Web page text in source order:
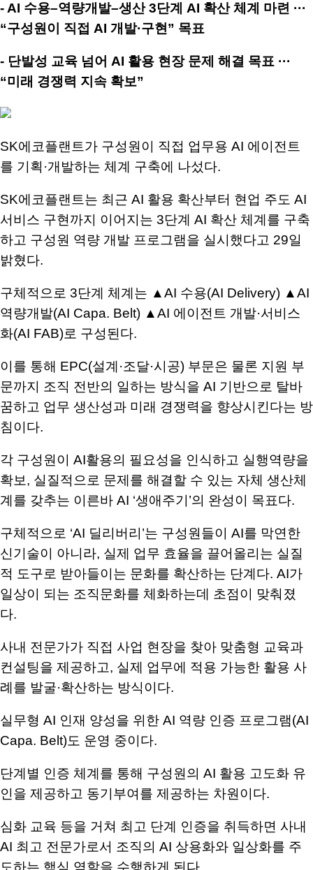
- AI 수용–역량개발–생산3단계 AI 확산 체계 마련 ···
“구성원이 직접 AI 개발·구현” 목표
- 단발성 교육 넘어 AI 활용 현장 문제 해결 목표 ···
“미래 경쟁력 지속 확보”
SK에코플랜트가 구성원이 직접 업무용 AI 에이전트
를 기획 ·개발하는 체계 구축에 나섰다.
SK에코플랜트는 최근 AI 활용 확산부터 현업 주도 AI
서비스 구현까지 이어지는 3단계 AI 확산 체계를 구축
하고 구성원 역량 개발 프로그램을 실시했다고 29일
밝혔다.
구체적으로 3단계 체계는 ▲AI 수용(AI Delivery) ▲AI
역량개발(AI Capa. Belt) ▲AI 에이전트 개발·서비스
화(AI FAB)로 구성된다.
이를 통해 EPC(설계·조달·시공) 부문은 물론 지원 부
문까지 조직 전반의 일하는 방식을 AI 기반으로 탈바
꿈하고 업무 생산성과 미래 경쟁력을 향상시킨다는 방
침이다.
각 구성원이 AI활용의 필요성을 인식하고 실행역량을
확보, 실질적으로 문제를 해결할 수 있는 자체 생산체
계를 갖추는 이른바 AI ‘생애주기 ’의 완성이 목표다.
구체적으로 ‘AI 딜리버리 ’는 구성원들이 AI를 막연한
신기술이 아니라, 실제 업무 효율을 끌어올리는 실질
적 도구로 받아들이는 문화를 확산하는 단계다. AI가
일상이 되는 조직문화를 체화하는데 초점이 맞춰졌
다.
사내 전문가가 직접 사업 현장을 찾아 맞춤형 교육과
컨설팅을 제공하고, 실제 업무에 적용 가능한 활용 사
례를 발굴·확산하는 방식이다.
실무형 AI 인재 양성을 위한 AI 역량 인증 프로그램(AI
Capa. Belt)도 운영 중이다.
단계별 인증 체계를 통해 구성원의 AI 활용 고도화 유
인을 제공하고 동기부여를 제공하는 차원이다.
심화 교육 등을 거쳐 최고 단계 인증을 취득하면 사내
AI 최고 전문가로서 조직의 AI 상용화와 일상화를 주